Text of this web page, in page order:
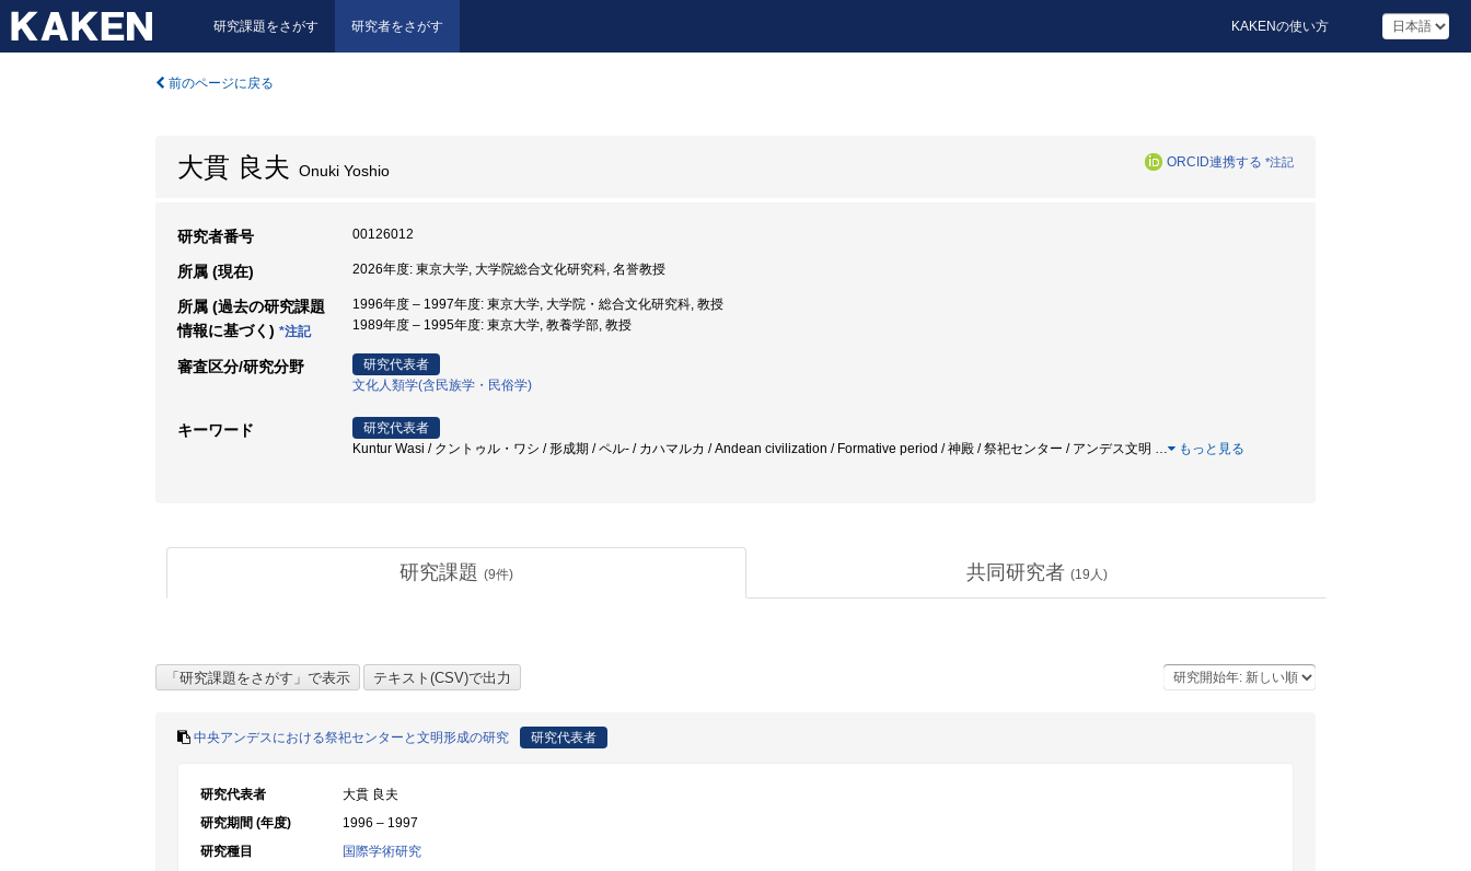
研究課題をさがす 研究者をさがす KAKENの使い方
前のページに戻る
大貫 良夫 Onuki Yoshio ORCID連携する *注記
研究者番号 00126012
所属 (現在) 2026年度: 東京大学, 大学院総合文化研究科, 名誉教授
所属 (過去の研究課題
情報に基づく) *注記
1996年度 – 1997年度: 東京大学, 大学院・総合文化研究科, 教授
1989年度 – 1995年度: 東京大学, 教養学部, 教授
審査区分/研究分野
研究代表者
文化人類学(含民族学・民俗学)
キーワード
研究代表者
Kuntur Wasi / クントゥル・ワシ / 形成期 / ペル- / カハマルカ / Andean civilization / Formative period / 神殿 / 祭祀センター / アンデス文明 … もっと見る
研究課題 (9件) 共同研究者 (19 人)
中央アンデスにおける祭祀センターと文明形成の研究 研究代表者
研究代表者
大貫 良夫
研究期間 (年度)
1996 – 1997
研究種目
国際学術研究